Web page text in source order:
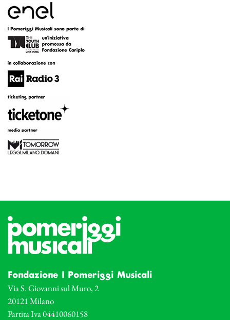
Fondazione I Pomeriggi Musicali
Via S. Giovanni sul Muro, 2
20121 Milano
Partita Iva 04410060158